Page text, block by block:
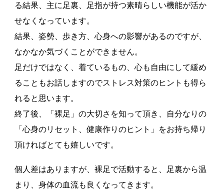
る結果、主に足裏、足指が持つ素晴らしい機能が活か
せなくなっています。
結果、姿勢、歩き方、心身への影響があるのですが、
なかなか気づくことができません。
足だけではなく、着ているもの、心も自由にして緩め
ることもお話しますのでストレス対策のヒントも得ら
れると思います。
終了後、「裸足」の大切さを知って頂き、自分なりの
「心身のリセット、健康作りのヒント」をお持ち帰り
頂ければとても嬉しいです。
個人差はありますが、裸足で活動すると、足裏から温
まり、身体の血流も良くなってきます。